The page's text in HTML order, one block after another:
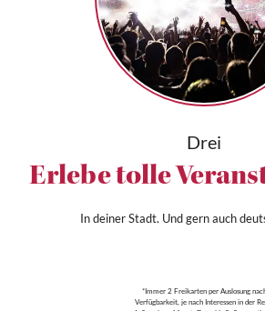
Drei
Erlebe tolle
In deiner Stadt. Und gern auch
*Immer 2 Freikarten per Auslosung
Verfügbarkeit, je nach Interessen in der